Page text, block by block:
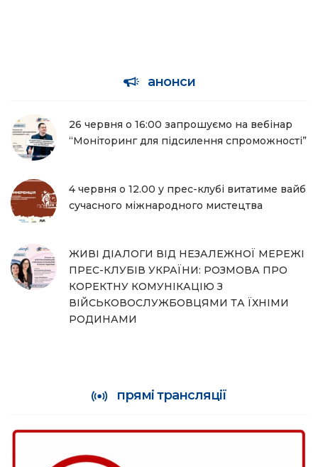
анонси
26 червня о 16:00 запрошуємо на вебінар
“Моніторинг для підсилення спроможності”
4 червня о 12.00 у прес-клубі витатиме вайб
сучасного міжнародного мистецтва
ЖИВІ ДІАЛОГИ ВІД НЕЗАЛЕЖНОЇ МЕРЕЖІ
ПРЕС-КЛУБІВ УКРАЇНИ: РОЗМОВА ПРО
КОРЕКТНУ КОМУНІКАЦІЮ З
ВІЙСЬКОВОСЛУЖБОВЦЯМИ ТА ЇХНІМИ
РОДИНАМИ
прямі трансляції